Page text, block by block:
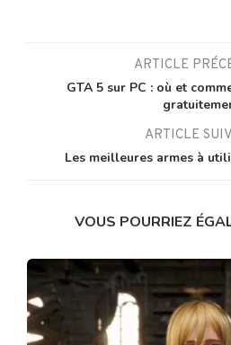
ARTICLE
GTA 5 sur PC : où et
ARTICLE
Les meilleures armes à
VOUS POURRIEZ